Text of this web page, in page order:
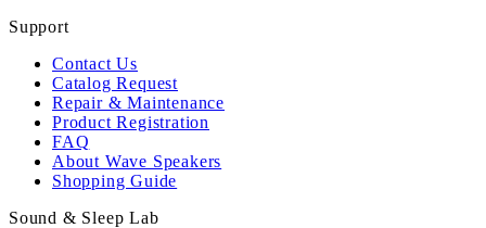
Support
Contact Us
Catalog Request
Repair & Maintenance
Product Registration
FAQ
About Wave Speakers
Shopping Guide
Sound & Sleep Lab